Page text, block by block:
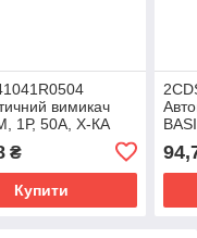
вимикач
1Р, 50А, Х-КА
(8536 20 10 00)
₴
Купити